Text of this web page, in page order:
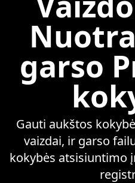
garso
Gauti aukštos
vaizdai, ir garso
kokybės atsisiuntimo